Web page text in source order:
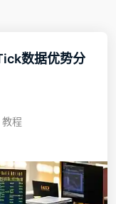
数据优势分
教程